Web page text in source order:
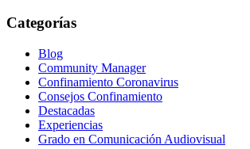
Categorías
Blog
Community Manager
Confinamiento Coronavirus
Consejos Confinamiento
Destacadas
Experiencias
Grado en Comunicación Audiovisual